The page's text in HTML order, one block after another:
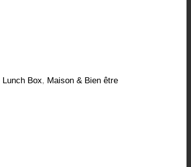
Lunch Box, Maison & Bien être